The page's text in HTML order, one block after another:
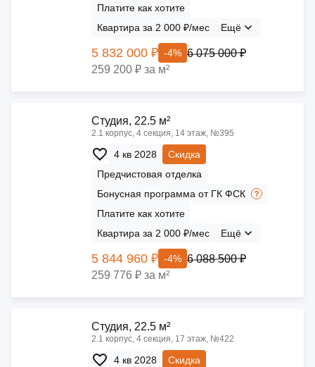
Платите как хотите
Квартира за 2 000 ₽/мес
Ещё
5 832 000 ₽ -4% 6 075 000 ₽
259 200 ₽ за м²
Cтудия, 22.5 м²
2.1 корпус, 4 секция, 14 этаж, №395
4 кв 2028
Скидка
Предчистовая отделка
Бонусная программа от ГК ФСК
Платите как хотите
Квартира за 2 000 ₽/мес
Ещё
5 844 960 ₽ -4% 6 088 500 ₽
259 776 ₽ за м²
Cтудия, 22.5 м²
2.1 корпус, 4 секция, 17 этаж, №422
4 кв 2028
Скидка